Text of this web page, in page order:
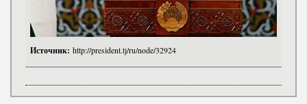
Источник: http://president.tj/ru/node/32924